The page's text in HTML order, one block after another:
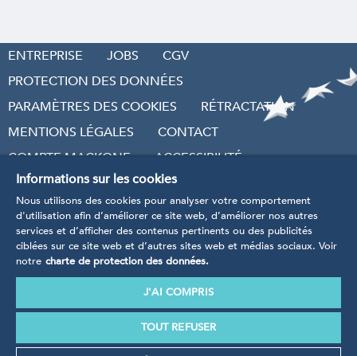
ENTREPRISE JOBS
CGV
PROTECTION DES DONNÉES
PARAMÈTRES DES COOKIES
RÉTRACTATION
MENTIONS LÉGALES
CONTACT
COMPTE MACKONE
ACCESSIBILITÉ
* Tarifs TVA incluse, hors frais d’envoi et frais de
Nos produits sont manufacturés conformément aux
directives, règlements et normes définis dans le cadre
légal de l’UE.
Informations sur les cookies
Nous utilisons des cookies pour analyser votre comportement
d'utilisation afin d’améliorer ce site web, d’améliorer nos autres
services et d’afficher des contenus pertinents ou des publicités
ciblées sur ce site web et d’autres sites web et médias sociaux. Voir
notre charte de protection des données.
J'AI COMPRIS
TOUT REFUSER